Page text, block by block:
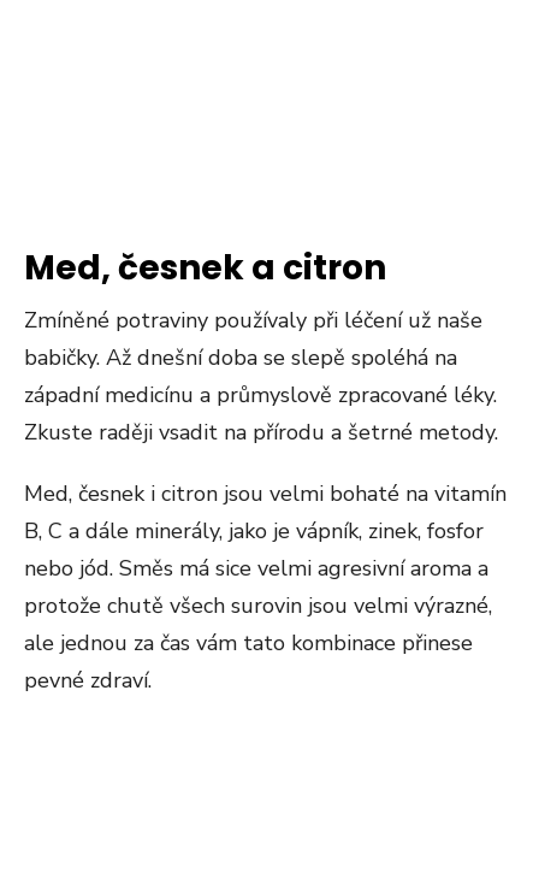
Med, česnek a citron
Zmíněné potraviny používaly při léčení už naše
babičky. Až dnešní doba se slepě spoléhá na
západní medicínu a průmyslově zpracované léky.
Zkuste raději vsadit na přírodu a šetrné metody.
Med, česnek i citron jsou velmi bohaté na vitamín
B, C a dále minerály, jako je vápník, zinek, fosfor
nebo jód. Směs má sice velmi agresivní aroma a
protože chutě všech surovin jsou velmi výrazné,
ale jednou za čas vám tato kombinace přinese
pevné zdraví.